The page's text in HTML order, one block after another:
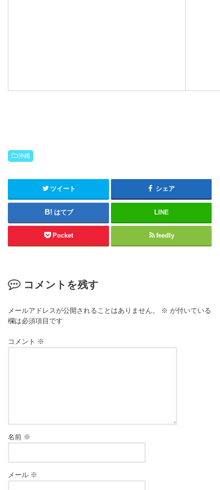
沖縄
ツイート シェア
はてブ LINE
Pocket feedly
コメントを残す
メールアドレスが公開されることはありません。 ※ が付いている
欄は必須項目です
コメント ※
名前 ※
メール ※